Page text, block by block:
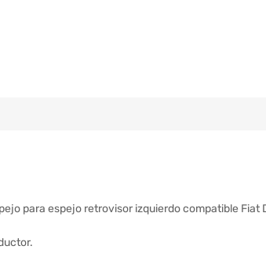
para espejo retrovisor izquierdo compatible Fiat